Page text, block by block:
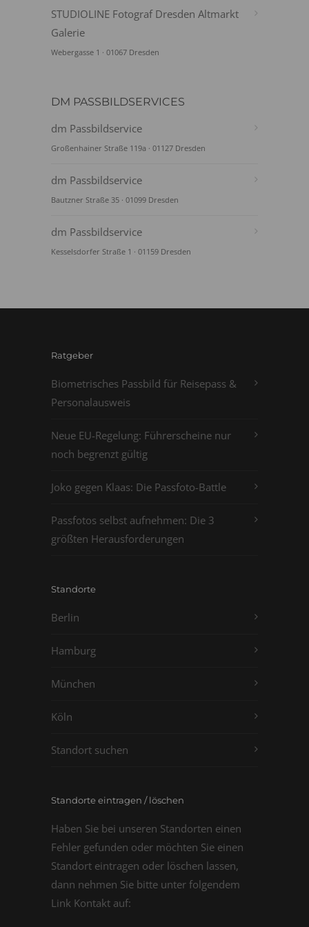
STUDIOLINE Fotograf Dresden Altmarkt
Galerie
Webergasse 1 · 01067 Dresden
DM PASSBILDSERVICES
dm Passbildservice
Großenhainer Straße 119a · 01127 Dresden
dm Passbildservice
Bautzner Straße 35 · 01099 Dresden
dm Passbildservice
Kesselsdorfer Straße 1 · 01159 Dresden
Ratgeber
Biometrisches Passbild für Reisepass &
Personalausweis
Neue EU-Regelung: Führerscheine nur
noch begrenzt gültig
Joko gegen Klaas: Die Passfoto-Battle
Passfotos selbst aufnehmen: Die 3
größten Herausforderungen
Standorte
Berlin
Hamburg
München
Köln
Standort suchen
Standorte eintragen / löschen
Haben Sie bei unseren Standorten einen
Fehler gefunden oder möchten Sie einen
Standort eintragen oder löschen lassen,
dann nehmen Sie bitte unter folgendem
Link Kontakt auf: